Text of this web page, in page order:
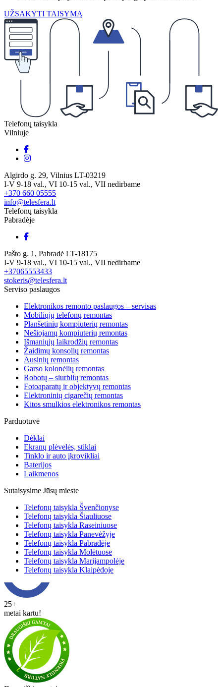
UŽSAKYTI TAISYMĄ
Telefonų taisykla
Vilniuje
Algirdo g. 29, Vilnius LT-03219
I-V 9-18 val., VI 10-15 val., VII nedirbame
+370 660 05555
info@telesfera.lt
Telefonų taisykla
Pabradėje
Pašto g. 1, Pabradė LT-18175
I-V 9-18 val., VI 10-15 val., VII nedirbame
+37065553433
stokeris@telesfera.lt
Serviso paslaugos
Elektronikos remonto paslaugos – servisas
Mobiliųjų telefonų remontas
Planšetinių kompiuterių remontas
Nešiojamų kompiuterių remontas
Išmaniųjų laikrodžių remontas
Žaidimų konsolių remontas
Ausinių remontas
Garso kolonėlių remontas
Robotų – siurblių remontas
Fotoaparatų ir objektyvų remontas
Elektroninių cigarečių remontas
Kitos smulkios elektronikos remontas
Parduotuvė
Dėklai
Ekranų plėvelės, stiklai
Tinklo ir auto įkrovikliai
Baterijos
Laikmenos
Sutaisysime Jūsų mieste
Telefonų taisykla Švenčionyse
Telefonų taisykla Šiauliuose
Telefonų taisykla Raseiniuose
Telefonų taisykla Panevėžyje
Telefonų taisykla Pabradėje
Telefonų taisykla Molėtuose
Telefonų taisykla Marijampolėje
Telefonų taisykla Klaipėdoje
25+
metai kartu!